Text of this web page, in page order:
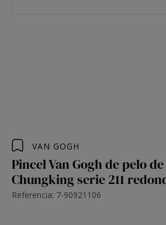
VAN GOGH
Pincel Van Gogh de pelo
Chungking serie 211
Referencia: 7-90921106